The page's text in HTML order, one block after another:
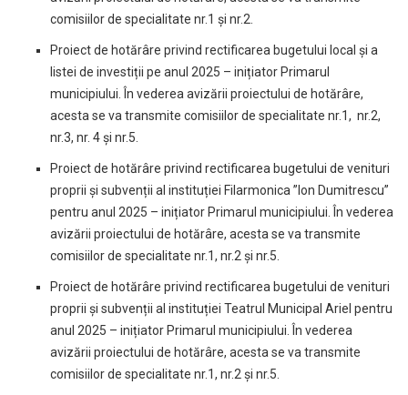
comisiilor de specialitate nr.1 și nr.2.
Proiect de hotărâre privind rectificarea bugetului local și a
listei de investiții pe anul 2025 – inițiator Primarul
municipiului. În vederea avizării proiectului de hotărâre,
acesta se va transmite comisiilor de specialitate nr.1, nr.2,
nr.3, nr. 4 și nr.5.
Proiect de hotărâre privind rectificarea bugetului de venituri
proprii și subvenții al instituției Filarmonica ”Ion Dumitrescu”
pentru anul 2025 – inițiator Primarul municipiului. În vederea
avizării proiectului de hotărâre, acesta se va transmite
comisiilor de specialitate nr.1, nr.2 și nr.5.
Proiect de hotărâre privind rectificarea bugetului de venituri
proprii și subvenții al instituției Teatrul Municipal Ariel pentru
anul 2025 – inițiator Primarul municipiului. În vederea
avizării proiectului de hotărâre, acesta se va transmite
comisiilor de specialitate nr.1, nr.2 și nr.5.